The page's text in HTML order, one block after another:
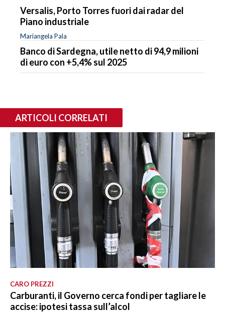
Versalis, Porto Torres fuori dai radar del
Piano industriale
Mariangela Pala
Banco di Sardegna, utile netto di 94,9 milioni
di euro con +5,4% sul 2025
ARTICOLI CORRELATI
CARO PREZZI
Carburanti, il Governo cerca fondi per tagliare le
accise: ipotesi tassa sull’alcol